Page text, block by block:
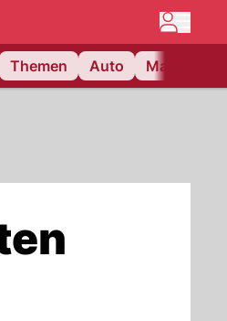
Themen Auto Matchcenter